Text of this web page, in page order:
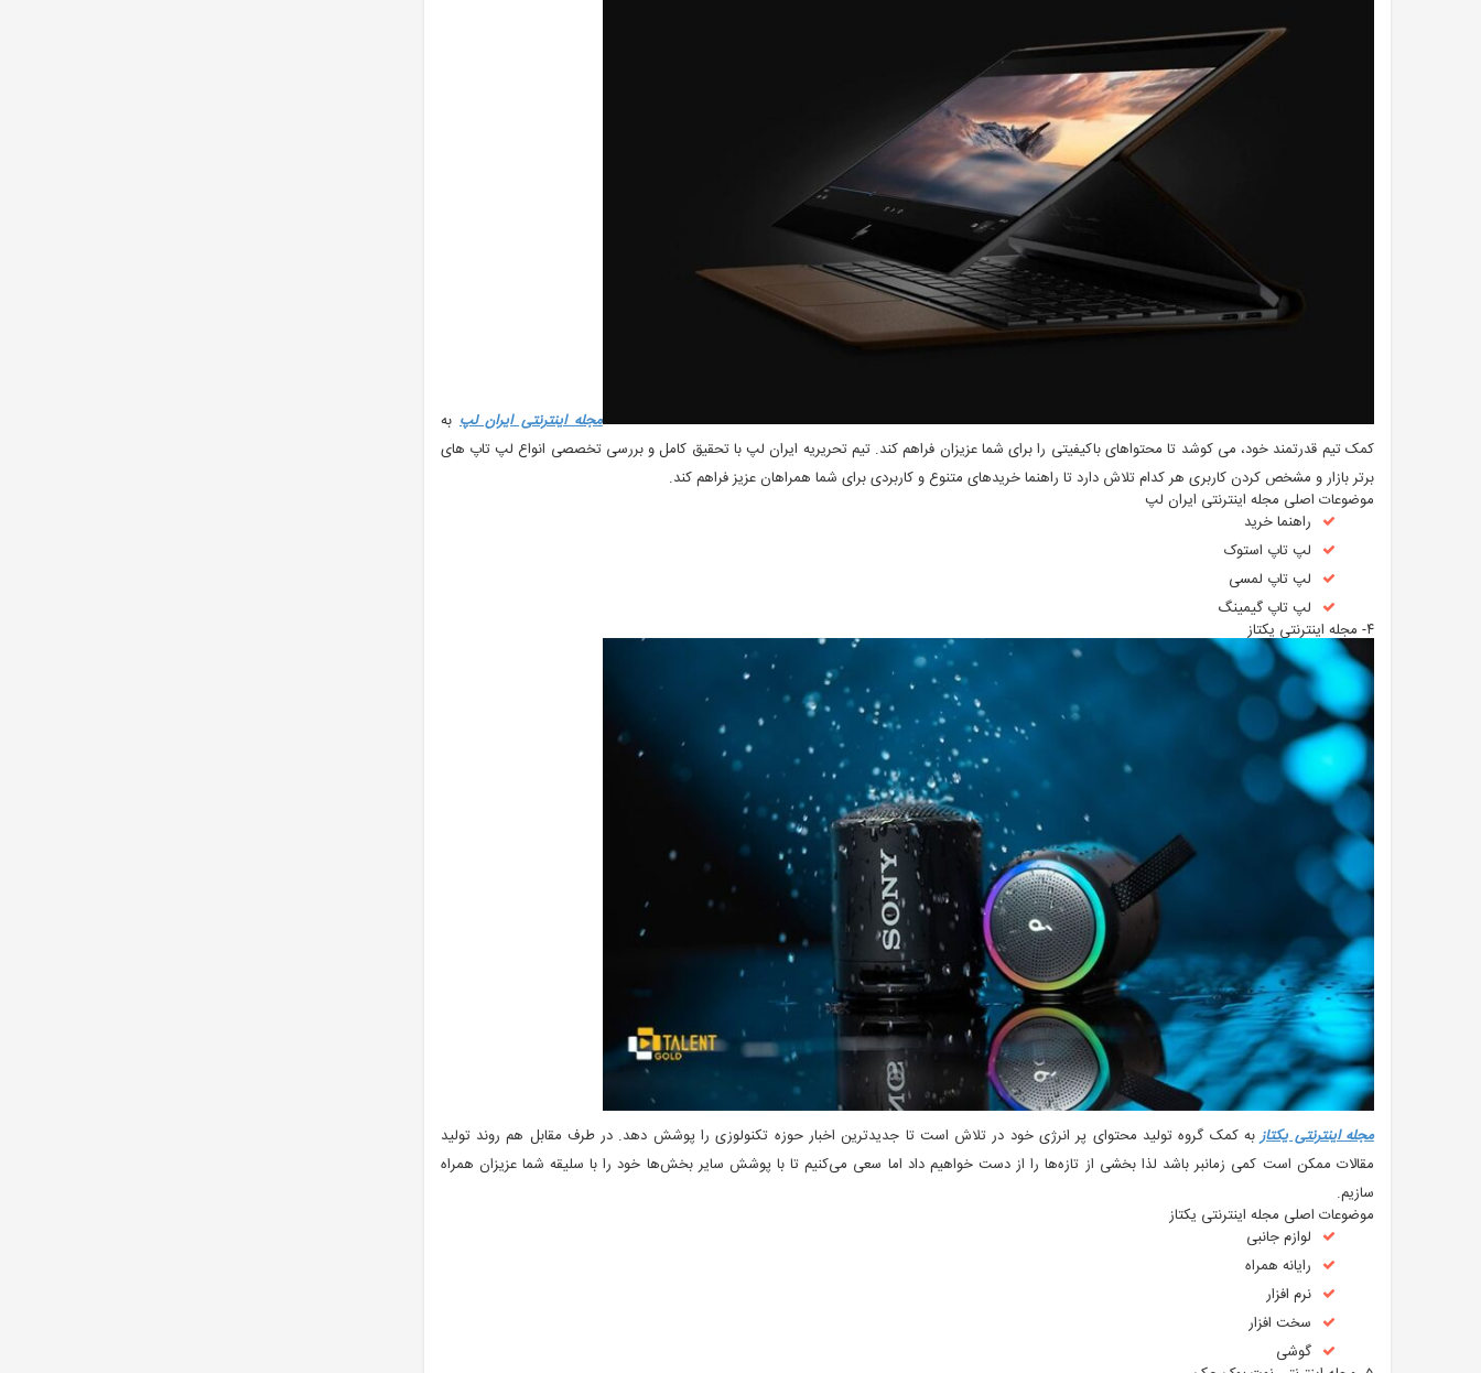
مجله اینترنتی ایران لپ به
کمک تیم قدرتمند خود، می کوشد تا محتواهای باکیفیتی را برای شما عزیزان فراهم کند. تیم تحریریه ایران لپ با تحقیق کامل و بررسی تخصصی انواع لپ تاپ های
برتر بازار و مشخص کردن کاربری هر کدام تلاش دارد تا راهنما خریدهای متنوع و کاربردی برای شما همراهان عزیز فراهم کند.
موضوعات اصلی مجله اینترنتی ایران لپ
راهنما خرید
لپ تاپ استوک
لپ تاپ لمسی
لپ تاپ گیمینگ
۴- مجله اینترنتی یکتاز
مجله اینترنتی یکتازبه کمک گروه تولید محتوای پر انرژی خود در تلاش است تا جدیدترین اخبار حوزه تکنولوزی را پوشش دهد. در طرف مقابل هم روند تولید
مقالات ممکن است کمی زمانبر باشد لذا بخشی از تازه‌ها را از دست خواهیم داد اما سعی می‌کنیم تا با پوشش سایر بخش‌ها خود را با سلیقه شما عزیزان همراه
سازیم.
موضوعات اصلی مجله اینترنتی یکتاز
لوازم جانبی
رایانه همراه
نرم افزار
سخت افزار
گوشی